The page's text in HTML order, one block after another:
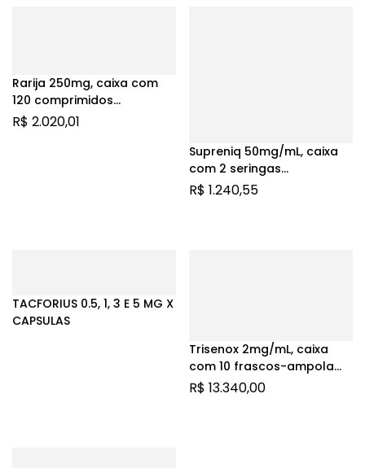
Rarija 250mg, caixa com
120 comprimidos
revestidos
R$ 2.020,01
Supreniq 50mg/mL, caixa
com 2 seringas
preenchidas com 5mL de
R$ 1.240,55
TACFORIUS 0.5, 1, 3 E 5 MG X
CAPSULAS
Trisenox 2mg/mL, caixa
com 10 frascos-ampola
com 6mL de solução de
R$ 13.340,00